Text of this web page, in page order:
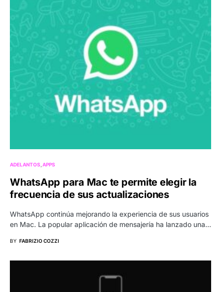
ADELANTOS APPS
WhatsApp para Mac te permite elegir la
frecuencia de sus actualizaciones
WhatsApp continúa mejorando la experiencia de sus usuarios
en Mac. La popular aplicación de mensajería ha lanzado una…
BY FABRIZIO COZZI